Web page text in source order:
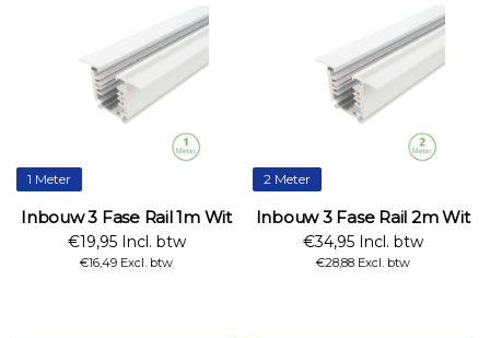
1 Meter
Inbouw 3 Fase Rail 1m Wit
€19,95 Incl. btw
€16,49 Excl. btw
2 Meter
Inbouw 3 Fase Rail 2m Wit
€34,95 Incl. btw
€28,88 Excl. btw